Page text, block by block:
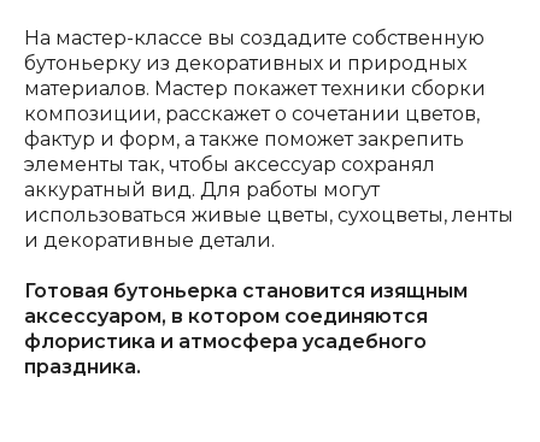
На мастер-классе вы создадите собственную
бутоньерку из декоративных и природных
материалов. Мастер покажет техники сборки
композиции, расскажет о сочетании цветов,
фактур и форм, а также поможет закрепить
элементы так, чтобы аксессуар сохранял
аккуратный вид. Для работы могут
использоваться живые цветы, сухоцветы, ленты
и декоративные детали.
Готовая бутоньерка становится изящным
аксессуаром, в котором соединяются
флористика и атмосфера усадебного
праздника.
ОРГАНИЗАТОР:
ООО «Глобал Ивент Солюшнс»